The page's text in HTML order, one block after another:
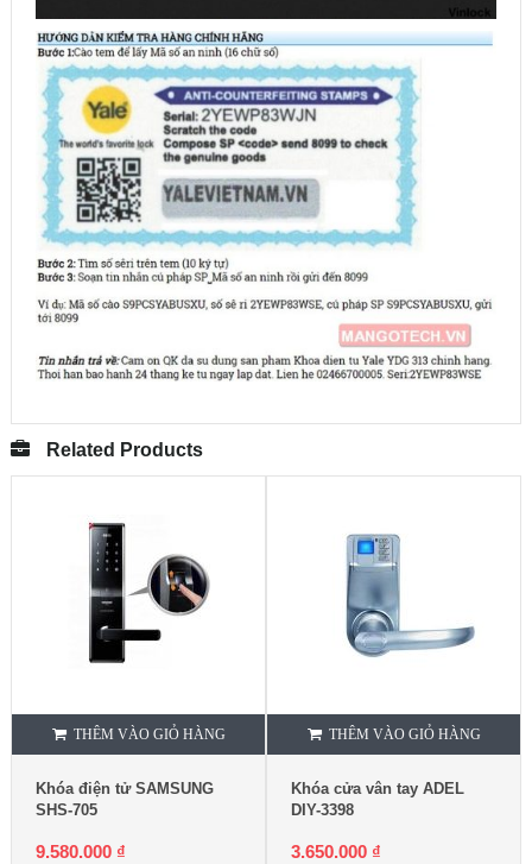
Related Products
THÊM VÀO GIỎ HÀNG
Khóa điện tử SAMSUNG
SHS-705
9.580.000 ₫
THÊM VÀO GIỎ HÀNG
Khóa cửa vân tay ADEL
DIY-3398
3.650.000 ₫